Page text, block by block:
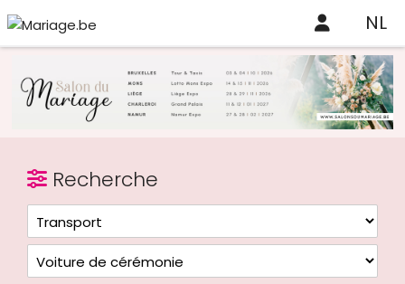
NL
Recherche